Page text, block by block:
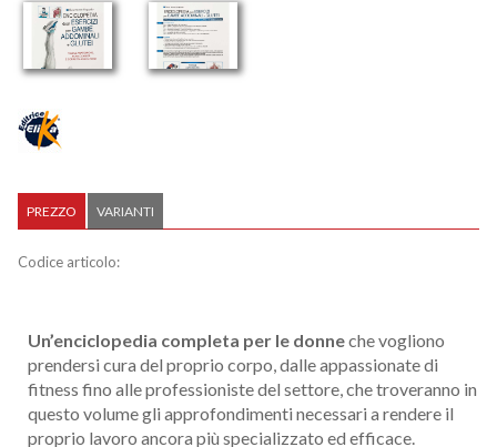
PREZZO VARIANTI
Codice articolo:
Un’enciclopedia completa per le donneche vogliono
prendersi cura del proprio corpo, dalle appassionate di
fitness fino alle professioniste del settore, che troveranno in
questo volume gli approfondimenti necessari a rendere il
proprio lavoro ancora più specializzato ed efficace.